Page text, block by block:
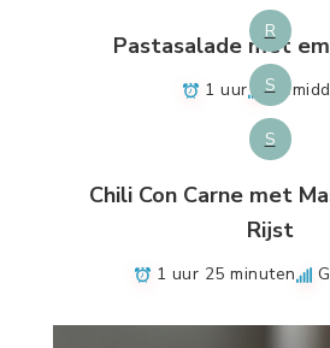
Pastasalade met
1 uur